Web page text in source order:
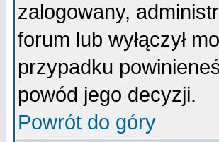
zalogowany,
forum lub wyłączył
przypadku
powód jego decyzji.
Powrót do góry